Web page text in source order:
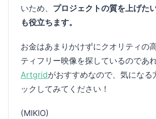
いため、 プロジェクトの質を上げた
も役立ちます。
お金はあまりかけずにクオリティの
ティフリー映像を探しているのであ
Artgridがおすすめなので、気になる
ックしてみてください！
(MIKIO)